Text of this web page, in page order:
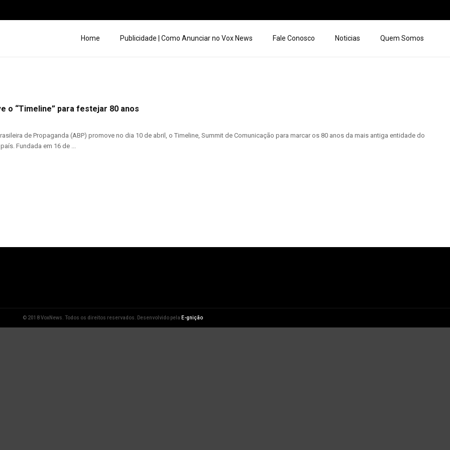
Home Publicidade | Como Anunciar no Vox News Fale Conosco Noticias Quem Somos
o “Timeline” para festejar 80 anos
de Propaganda (ABP) promove no dia 10 de abril, o Timeline, Summit de Comunicação para marcar os 80 anos da mais antiga entidade do
Fundada em 16 de ...
© 2018 VoxNews. Todos os direitos reservados. Desenvolvido pela E-gnição